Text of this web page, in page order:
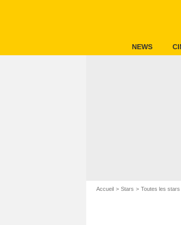
NEWS
Accueil Stars Toutes les stars